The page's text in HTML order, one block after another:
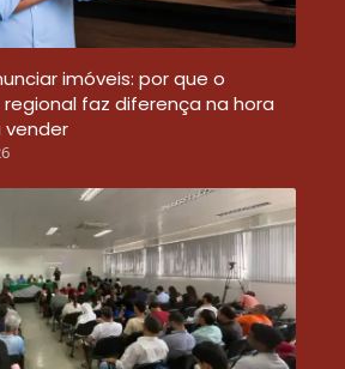
imóveis: por que o
faz diferença na hora
vender